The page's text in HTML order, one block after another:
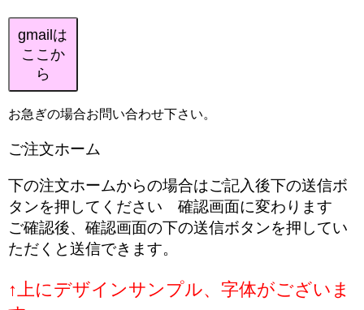
gmailは
ここか
ら
お急ぎの場合お問い合わせ下さい。
ご注文ホーム
下の注文ホームからの場合はご記入後下の送信ボ
タンを押してください 確認画面に変わります
ご確認後、確認画面の下の送信ボタンを押してい
ただくと送信できます。
↑上にデザインサンプル、字体がございま